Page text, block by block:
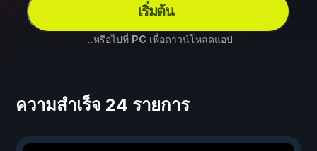
เริ่มต้น
...หรือไปที่ PC เพื่อดาวน์โหลดแอป
ความสำเร็จ 24 รายการ